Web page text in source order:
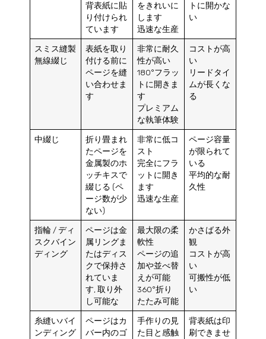
背表紙に貼
り付けられ
ています
をきれいに
します
迅速な生産
トに開かな
い
スミス縫製
無線綴じ
表紙を取り
付ける前に
ページを縫
い合わせま
す
非常に耐久
性が高い
180°フラッ
トに開きま
す
プレミアム
な執筆体験
コストが高
い
リードタイ
ムが長くな
る
中綴じ
折り畳まれ
たページを
金属製のホ
ッチキスで
綴じる (ペ
ージ数が少
ない)
非常に低コ
スト
完全にフラ
ットに開き
ます
迅速な生産
ページ容量
が限られて
いる
平均的な耐
久性
指輪 / ディ
スクバイン
ディング
ページは金
属リングま
たはディス
クで保持さ
れていま
す, 取り外
し可能な
最大限の柔
軟性
ページの追
加や並べ替
えが可能
360°折り
たたみ可能
かさばる外
観
コストが高
い
可搬性が低
い
糸縫いバイ
ンディング
ページはカ
バー内のゴ
手作りの見
た目と感触
背表紙は印
刷できませ